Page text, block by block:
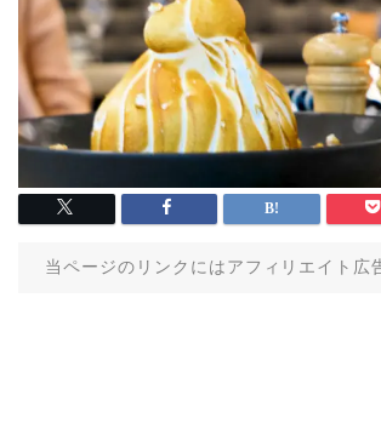
当ページのリンクにはアフィリエイト広